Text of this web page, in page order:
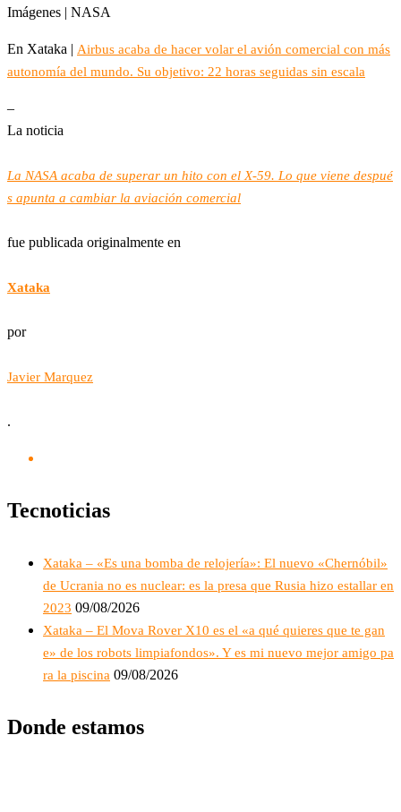
Imágenes | NASA
En Xataka | Airbus acaba de hacer volar el avión comercial con más
autonomía del mundo. Su objetivo: 22 horas seguidas sin escala
–
La noticia
La NASA acaba de superar un hito con el X-59. Lo que viene despué
s apunta a cambiar la aviación comercial
fue publicada originalmente en
Xataka
por
Javier Marquez
.
Tecnoticias
Xataka – «Es una bomba de relojería»: El nuevo «Chernóbil»
de Ucrania no es nuclear: es la presa que Rusia hizo estallar en
2023 09/08/2026
Xataka – El Mova Rover X10 es el «a qué quieres que te gan
e» de los robots limpiafondos». Y es mi nuevo mejor amigo pa
ra la piscina 09/08/2026
Donde estamos